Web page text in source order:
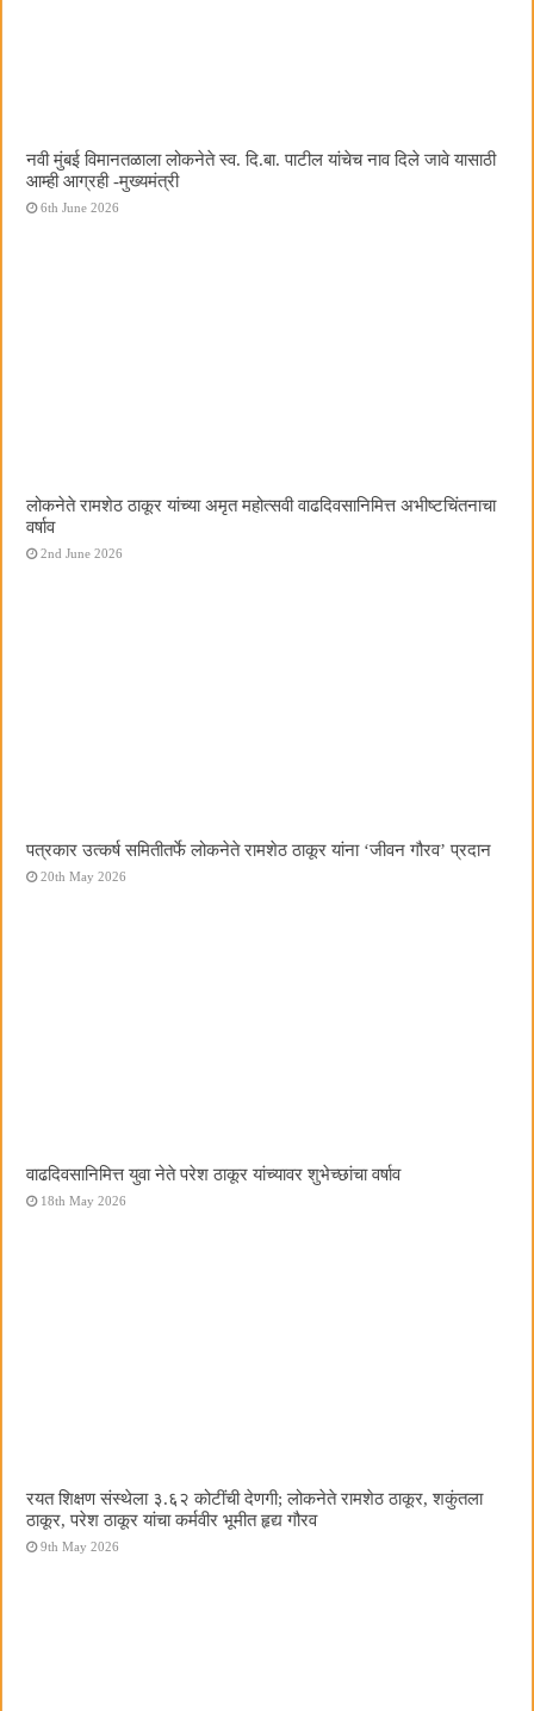
नवी मुंबई विमानतळाला लोकनेते स्व. दि.बा. पाटील यांचेच नाव दिले जावे यासाठी
आम्ही आग्रही -मुख्यमंत्री
6th June 2026
लोकनेते रामशेठ ठाकूर यांच्या अमृत महोत्सवी वाढदिवसानिमित्त अभीष्टचिंतनाचा
वर्षाव
2nd June 2026
पत्रकार उत्कर्ष समितीतर्फे लोकनेते रामशेठ ठाकूर यांना ‌‘जीवन गौरव‌’ प्रदान
20th May 2026
वाढदिवसानिमित्त युवा नेते परेश ठाकूर यांच्यावर शुभेच्छांचा वर्षाव
18th May 2026
रयत शिक्षण संस्थेला ३.६२ कोटींची देणगी; लोकनेते रामशेठ ठाकूर, शकुंतला
ठाकूर, परेश ठाकूर यांचा कर्मवीर भूमीत हृद्य गौरव
9th May 2026